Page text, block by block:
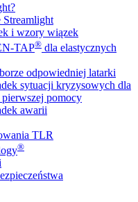
i wzory wiązek
TAP® dla elastycznych
odpowiedniej latarki
sytuacji kryzysowych dla
pomocy
awarii
TLR
®